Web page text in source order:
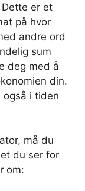
er et
på hvor
andre ord
sum
deg med å
din.
også i tiden
må du
du ser for
om: